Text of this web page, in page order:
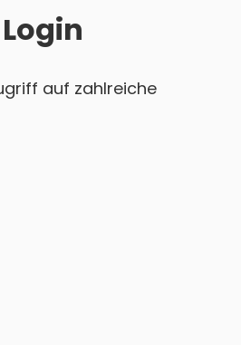
auf zahlreiche